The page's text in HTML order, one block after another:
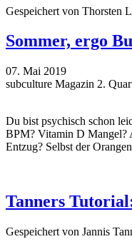
Gespeichert von Thorsten
Sommer, ergo
07. Mai 2019
subculture Magazin 2.
Du bist psychisch schon
BPM? Vitamin D Mangel?
Entzug? Selbst der
Tanners
Gespeichert von Jannis